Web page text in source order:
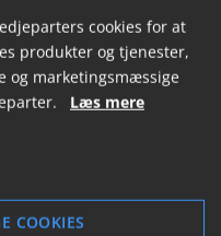
XW - ring
cookies for at
produkter og tjenester,
og marketingsmæssige
Læs mere
COOKIES